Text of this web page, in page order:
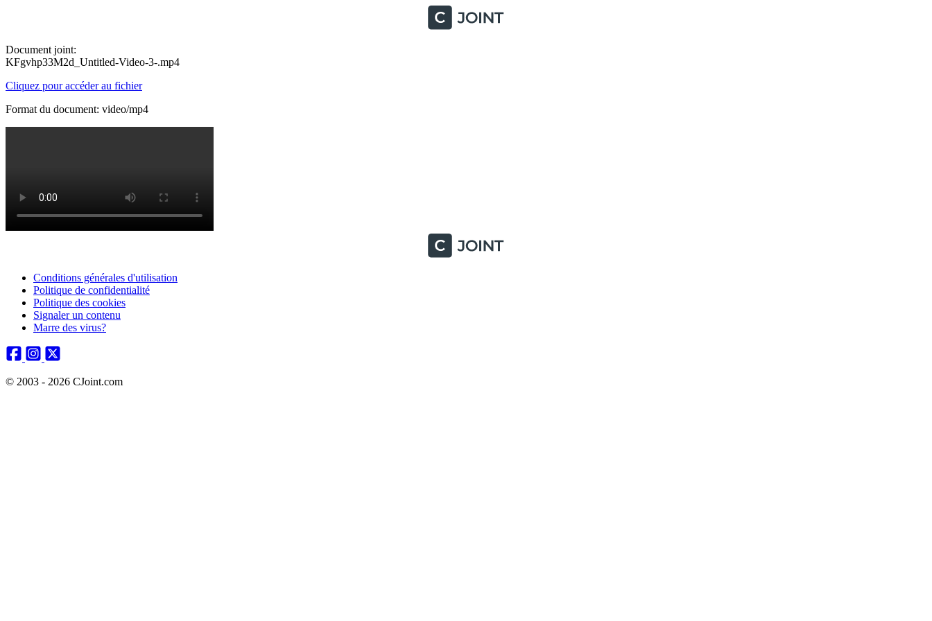
Document joint:
KFgvhp33M2d_Untitled-Video-3-.mp4
Cliquez pour accéder au fichier
Format du document: video/mp4
Conditions générales d'utilisation
Politique de confidentialité
Politique des cookies
Signaler un contenu
Marre des virus?
© 2003 - 2026 CJoint.com